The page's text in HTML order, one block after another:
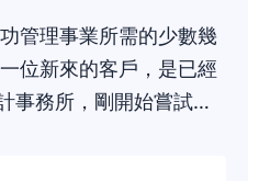
管理事業所需的少數幾
位新來的客戶，是已經
事務所，剛開始嘗試在
戶。才短短幾個小